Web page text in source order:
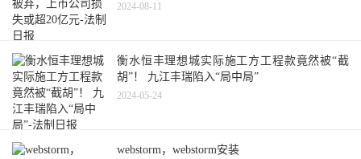
2024-08-11
衡水恒丰理想城实际施工方工程款竟然被“截
胡”！ 九江丰瑞陷入“局中局”
2024-05-24
webstorm，webstorm安装